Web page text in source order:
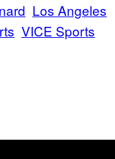
Los Angeles
VICE Sports